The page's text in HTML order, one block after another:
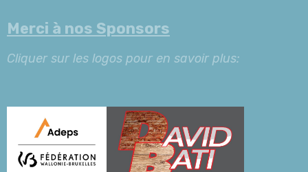
Merci à nos Sponsors
Cliquer sur les logos pour en savoir plus: